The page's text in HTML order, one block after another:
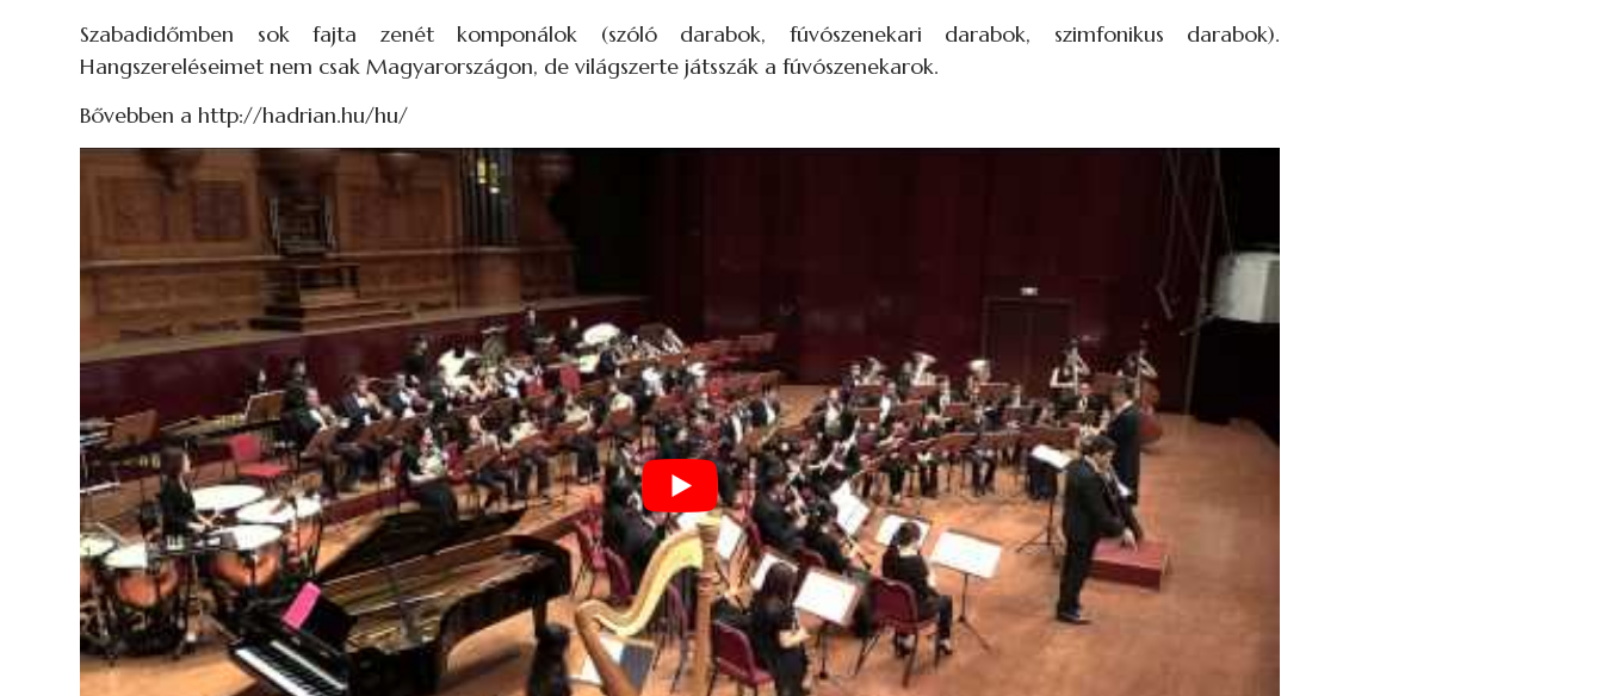
Szabadidőmben sok fajta zenét komponálok (szóló darabok, fúvószenekari darabok, szimfonikus darabok).
Hangszereléseimet nem csak Magyarországon, de világszerte játsszák a fúvószenekarok.
Bővebben a http://hadrian.hu/hu/